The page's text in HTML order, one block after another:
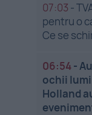
07:03 -
pentru o
Ce se
06:54-
ochii
Holland